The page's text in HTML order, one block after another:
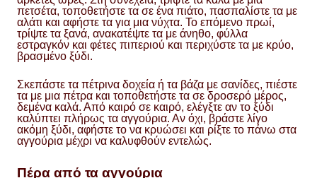
πετσέτα, τοποθετήστε τα σε ένα πιάτο, πασπαλίστε τα με
αλάτι και αφήστε τα για μια νύχτα. Το επόμενο πρωί,
τρίψτε τα ξανά, ανακατέψτε τα με άνηθο, φύλλα
εστραγκόν και φέτες πιπεριού και περιχύστε τα με κρύο,
βρασμένο ξύδι.
Σκεπάστε τα πέτρινα δοχεία ή τα βάζα με σανίδες, πιέστε
τα με μια πέτρα και τοποθετήστε τα σε δροσερό μέρος,
δεμένα καλά. Από καιρό σε καιρό, ελέγξτε αν το ξύδι
καλύπτει πλήρως τα αγγούρια. Αν όχι, βράστε λίγο
ακόμη ξύδι, αφήστε το να κρυώσει και ρίξτε το πάνω στα
αγγούρια μέχρι να καλυφθούν εντελώς.
Πέρα από τα αγγούρια